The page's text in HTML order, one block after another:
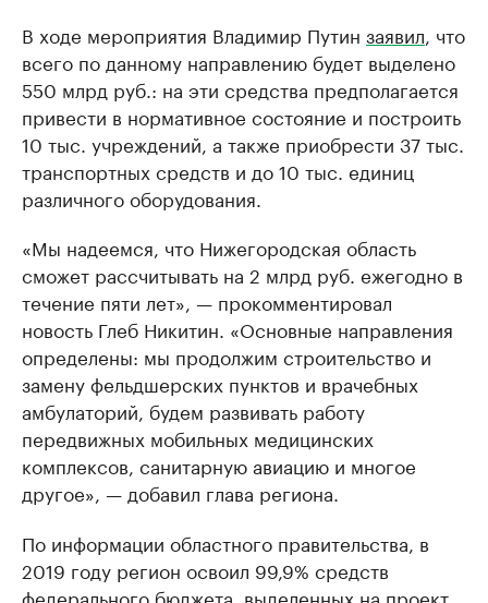
В ходе мероприятия Владимир Путин заявил , что
всего по данному направлению будет выделено
550 млрд руб.: на эти средства предполагается
привести в нормативное состояние и построить
10 тыс. учреждений, а также приобрести 37 тыс.
транспортных средств и до 10 тыс. единиц
различного оборудования.
«Мы надеемся, что Нижегородская область
сможет рассчитывать на 2 млрд руб. ежегодно в
течение пяти лет», — прокомментировал
новость Глеб Никитин. «Основные направления
определены: мы продолжим строительство и
замену фельдшерских пунктов и врачебных
амбулаторий, будем развивать работу
передвижных мобильных медицинских
комплексов, санитарную авиацию и многое
другое», — добавил глава региона.
По информации областного правительства, в
2019 году регион освоил 99,9% средств
федерального бюджета, выделенных на проект